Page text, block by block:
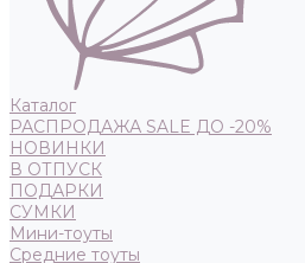
Каталог
РАСПРОДАЖА SALE ДО -20%
НОВИНКИ
В ОТПУСК
ПОДАРКИ
СУМКИ
Мини-тоуты
Средние тоуты